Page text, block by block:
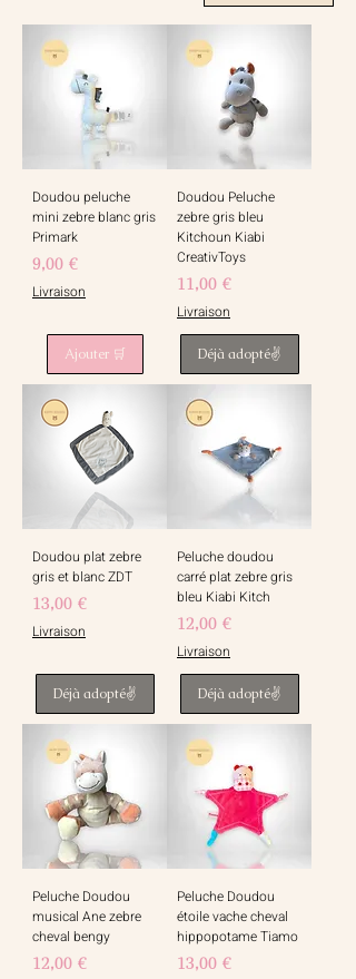
Doudou peluche
mini zebre blanc gris
Primark
Prix
9,00 €
Livraison
Ajouter 🛒
Doudou Peluche
zebre gris bleu
Kitchoun Kiabi
CreativToys
Prix
11,00 €
Livraison
Déjà adopté✌️
Doudou plat zebre
gris et blanc ZDT
Prix
13,00 €
Livraison
Déjà adopté✌️
Peluche doudou
carré plat zebre gris
bleu Kiabi Kitch
Prix
12,00 €
Livraison
Déjà adopté✌️
Peluche Doudou
musical Ane zebre
cheval bengy
Prix
12,00 €
Peluche Doudou
étoile vache cheval
hippopotame Tiamo
Prix
13,00 €